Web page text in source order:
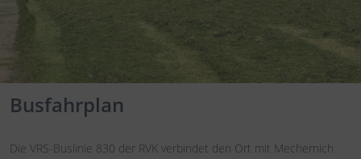
Busfahrplan
Die VRS-Buslinie 830 der RVK verbindet den Ort mit Mechernich